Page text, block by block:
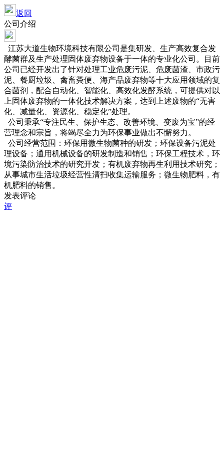
返回
公司介绍
江苏大道生物环境科技有限公司是集研发、生产高效复合发
酵菌群及生产处理固体废弃物设备于一体的专业化公司。目前
公司已经开发出了针对处理工业危废污泥、危废菌渣、市政污
泥、餐厨垃圾、禽畜粪便、海产品废弃物等十大应用领域的复
合菌剂，配合自动化、智能化、高效化发酵系统，可提供对以
上固体废弃物的一体化技术解决方案，达到上述废物的“无害
化、减量化、资源化、稳定化”处理。
公司秉承“专注民生、保护生态、改善环境、变废为宝”的经
营理念和宗旨，将竭尽全力为环保事业做出不懈努力。
公司经营范围：环保用微生物菌种的研发；环保设备污泥处
理设备；通用机械设备的研发制造和销售；环保工程技术，环
境污染防治技术的研究开发；有机废弃物再生利用技术研究；
从事城市生活垃圾经营性清扫收集运输服务；微生物肥料，有
机肥料的销售。
发表评论
评